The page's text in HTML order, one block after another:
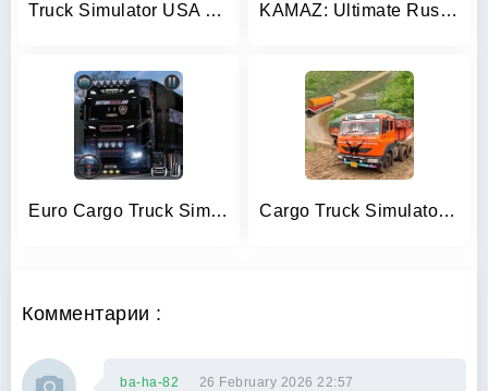
Truck Simulator USA Revolution KAMAZ: Ultimate Russian Truck
Euro Cargo Truck Simulator 3D Cargo Truck Simulator Games 3D
Комментарии :
ba-ha-82 26 February 2026 22:57